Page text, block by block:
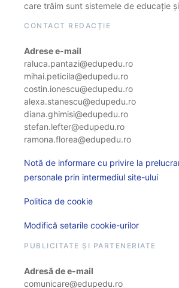
care trăim sunt sistemele de educație
CONTACT REDACȚIE
Adrese e-mail
raluca.pantazi@edupedu.ro
mihai.peticila@edupedu.ro
costin.ionescu@edupedu.ro
alexa.stanescu@edupedu.ro
diana.ghimisi@edupedu.ro
stefan.lefter@edupedu.ro
ramona.florea@edupedu.ro
Notă de informare cu privire la
personale prin intermediul site-ului
Politica de cookie
Modifică setarile cookie-urilor
PUBLICITATE ȘI PARTENERIATE
Adresă de e-mail
comunicare@edupedu.ro